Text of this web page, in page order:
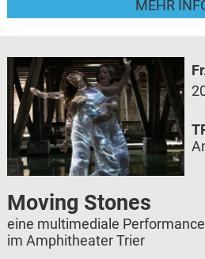
MEHR
Moving Stones
eine multimediale
im Amphitheater Trier